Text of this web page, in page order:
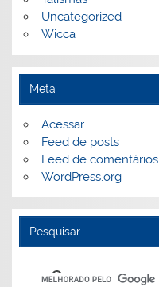
Uncategorized
Wicca
Meta
Acessar
Feed de posts
Feed de comentários
WordPress.org
Pesquisar